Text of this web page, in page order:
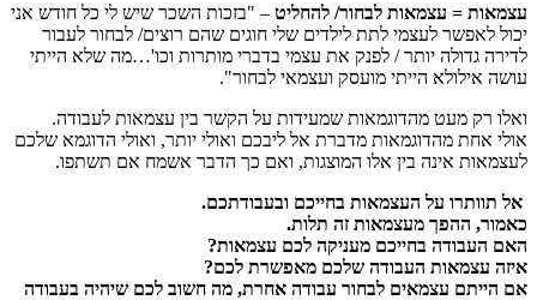
עצמאות = עצמאות לבחור/ להחליט – "בזכות השכר שיש לי כל חודש אני
יכול לאפשר לעצמי לתת לילדים שלי חוגים שהם רוצים/ לבחור לעבור
לדירה גדולה יותר / לפנק את עצמי בדברי מותרות וכו'…מה שלא הייתי
עושה אילולא הייתי מועסק ועצמאי לבחור".
ואלו רק מעט מהדוגמאות שמעידות על הקשר בין עצמאות לעבודה.
אולי אחת מהדוגמאות מדברת אל ליבכם ואולי יותר, ואולי הדוגמא שלכם
לעצמאות אינה בין אלו המוצגות, ואם כך הדבר אשמח אם תשתפו.
אל תוותרו על העצמאות בחייכם ובעבודתכם.
כאמור, ההפך מעצמאות זה תלות.
האם העבודה בחייכם מעניקה לכם עצמאות?
איזה עצמאות העבודה שלכם מאפשרת לכם?
אם הייתם עצמאים לבחור עבודה אחרת, מה חשוב לכם שיהיה בעבודה